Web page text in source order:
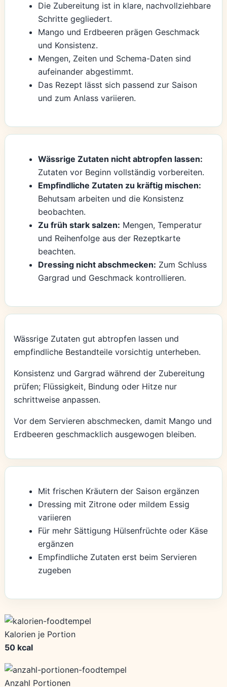
Die Zubereitung ist in klare, nachvollziehbare
Schritte gegliedert.
Mango und Erdbeeren prägen Geschmack
und Konsistenz.
Mengen, Zeiten und Schema-Daten sind
aufeinander abgestimmt.
Das Rezept lässt sich passend zur Saison
und zum Anlass variieren.
Wässrige Zutaten nicht abtropfen lassen:
Zutaten vor Beginn vollständig vorbereiten.
Empfindliche Zutaten zu kräftig mischen:
Behutsam arbeiten und die Konsistenz
beobachten.
Zu früh stark salzen: Mengen, Temperatur
und Reihenfolge aus der Rezeptkarte
beachten.
Dressing nicht abschmecken: Zum Schluss
Gargrad und Geschmack kontrollieren.
Wässrige Zutaten gut abtropfen lassen und
empfindliche Bestandteile vorsichtig unterheben.
Konsistenz und Gargrad während der Zubereitung
prüfen; Flüssigkeit, Bindung oder Hitze nur
schrittweise anpassen.
Vor dem Servieren abschmecken, damit Mango und
Erdbeeren geschmacklich ausgewogen bleiben.
Mit frischen Kräutern der Saison ergänzen
Dressing mit Zitrone oder mildem Essig
variieren
Für mehr Sättigung Hülsenfrüchte oder Käse
ergänzen
Empfindliche Zutaten erst beim Servieren
zugeben
Kalorien je Portion
50 kcal
Anzahl Portionen